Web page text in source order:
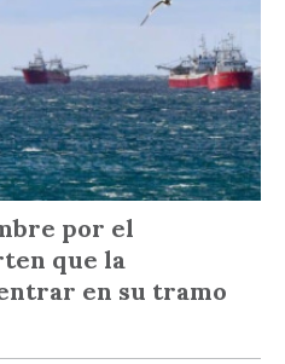
por el
que la
en su tramo